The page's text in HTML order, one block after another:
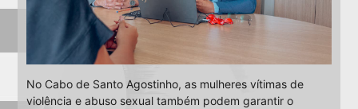
No Cabo de Santo Agostinho, as mulheres vítimas de
violência e abuso sexual também podem garantir o